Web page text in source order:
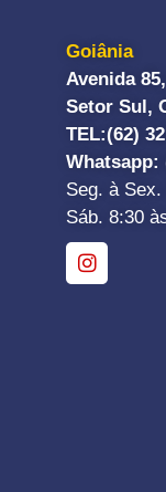
Goiânia
Avenida
Setor Sul,
TEL:(62)
Whatsapp:
Seg. à
Sáb. 8:30